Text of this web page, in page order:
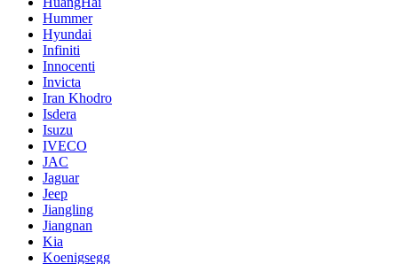
Hummer
Hyundai
Infiniti
Innocenti
Invicta
Iran Khodro
Isdera
Isuzu
IVECO
JAC
Jaguar
Jeep
Jiangling
Jiangnan
Kia
Koenigsegg